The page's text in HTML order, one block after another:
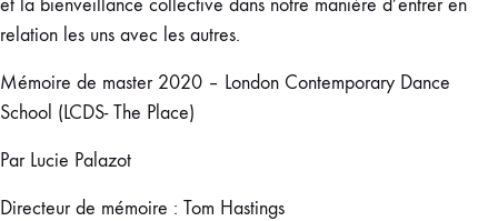
et la bienveillance collective dans notre manière d’entrer en
relation les uns avec les autres.
Mémoire de master 2020 – London Contemporary Dance
School (LCDS- The Place)
Par Lucie Palazot
Directeur de mémoire : Tom Hastings